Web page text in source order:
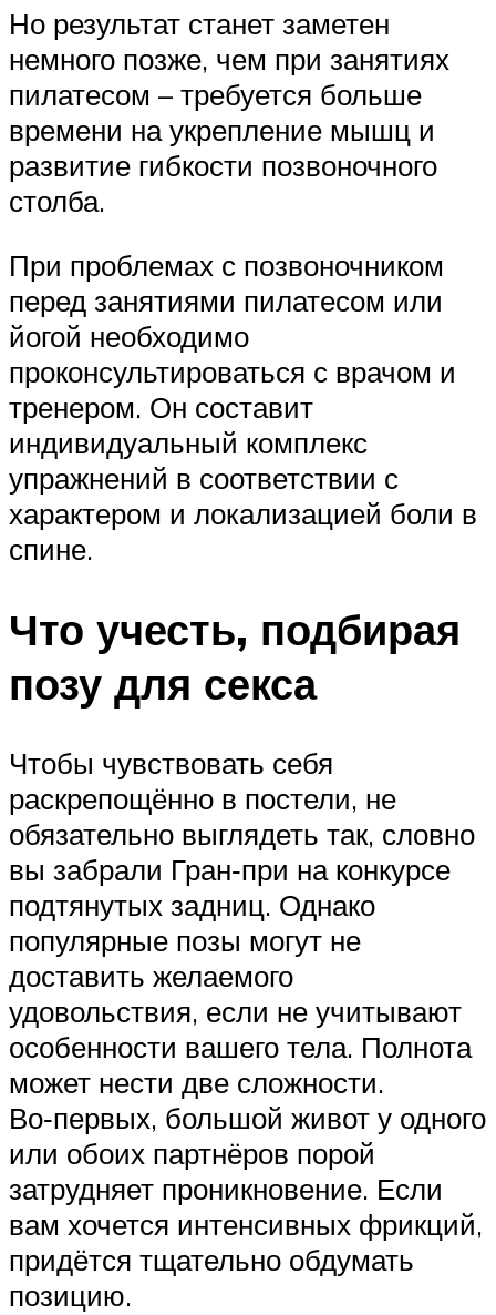
Но результат станет заметен
немного позже, чем при занятиях
пилатесом – требуется больше
времени на укрепление мышц и
развитие гибкости позвоночного
столба.
При проблемах с позвоночником
перед занятиями пилатесом или
йогой необходимо
проконсультироваться с врачом и
тренером. Он составит
индивидуальный комплекс
упражнений в соответствии с
характером и локализацией боли в
спине.
Что учесть, подбирая
позу для секса
Чтобы чувствовать себя
раскрепощённо в постели, не
обязательно выглядеть так, словно
вы забрали Гран‑при на конкурсе
подтянутых задниц. Однако
популярные позы могут не
доставить желаемого
удовольствия, если не учитывают
особенности вашего тела. Полнота
может нести две сложности.
Во‑первых, большой живот у одного
или обоих партнёров порой
затрудняет проникновение. Если
вам хочется интенсивных фрикций,
придётся тщательно обдумать
позицию.